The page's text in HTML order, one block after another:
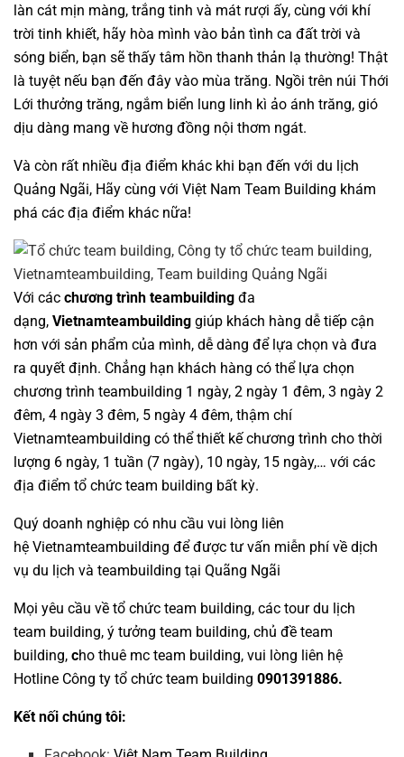
làn cát mịn màng, trắng tinh và mát rượi ấy, cùng với khí
trời tinh khiết, hãy hòa mình vào bản tình ca đất trời và
sóng biển, bạn sẽ thấy tâm hồn thanh thản lạ thường! Thật
là tuyệt nếu bạn đến đây vào mùa trăng. Ngồi trên núi Thới
Lới thưởng trăng, ngắm biển lung linh kì ảo ánh trăng, gió
dịu dàng mang về hương đồng nội thơm ngát.
Và còn rất nhiều địa điểm khác khi bạn đến với du lịch
Quảng Ngãi, Hãy cùng với Việt Nam Team Building khám
phá các địa điểm khác nữa!
Với các chương trình teambuilding đa
dạng, Vietnamteambuilding giúp khách hàng dễ tiếp cận
hơn với sản phẩm của mình, dễ dàng để lựa chọn và đưa
ra quyết định. Chẳng hạn khách hàng có thể lựa chọn
chương trình teambuilding 1 ngày, 2 ngày 1 đêm, 3 ngày 2
đêm, 4 ngày 3 đêm, 5 ngày 4 đêm, thậm chí
Vietnamteambuilding có thể thiết kế chương trình cho thời
lượng 6 ngày, 1 tuần (7 ngày), 10 ngày, 15 ngày,… với các
địa điểm tổ chức team building bất kỳ.
Quý doanh nghiệp có nhu cầu vui lòng liên
hệ Vietnamteambuilding để được tư vấn miễn phí về dịch
vụ du lịch và teambuilding tại Quãng Ngãi
Mọi yêu cầu về tổ chức team building, các tourdu lịch
team building, ý tưởng team building, chủ đề team
building, cho thuê mc team building, vui lòng liên hệ
Hotline Công ty tổ chức team building 0901391886.
Kết nối chúng tôi: